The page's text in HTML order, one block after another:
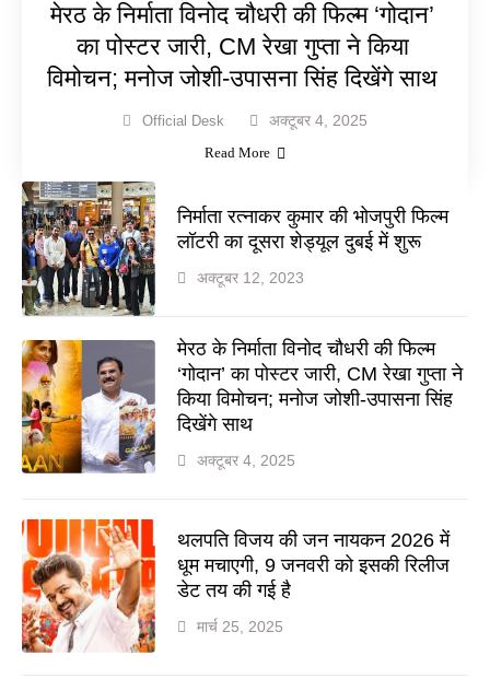
मेरठ के निर्माता विनोद चौधरी की फिल्म ‘गोदान’
का पोस्टर जारी, CM रेखा गुप्ता ने किया
विमोचन; मनोज जोशी-उपासना सिंह दिखेंगे साथ
Official Desk अक्टूबर 4, 2025
Read More
निर्माता रत्नाकर कुमार की भोजपुरी फिल्म
लॉटरी का दूसरा शेड्यूल दुबई में शुरू
अक्टूबर 12, 2023
मेरठ के निर्माता विनोद चौधरी की फिल्म
‘गोदान’ का पोस्टर जारी, CM रेखा गुप्ता ने
किया विमोचन; मनोज जोशी-उपासना सिंह
दिखेंगे साथ
अक्टूबर 4, 2025
थलपति विजय की जन नायकन 2026 में
धूम मचाएगी, 9 जनवरी को इसकी रिलीज
डेट तय की गई है
मार्च 25, 2025